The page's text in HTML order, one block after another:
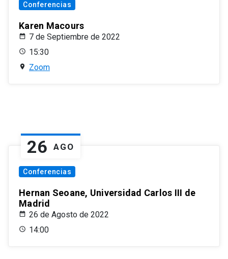
Conferencias
Karen Macours
7 de Septiembre de 2022
15:30
Zoom
26 AGO
Conferencias
Hernan Seoane, Universidad Carlos III de
Madrid
26 de Agosto de 2022
14:00